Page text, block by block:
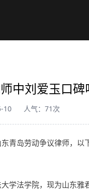
中刘爱玉口碑
10 人气：71次
青岛劳动争议律师，以
学法学院，现为山东